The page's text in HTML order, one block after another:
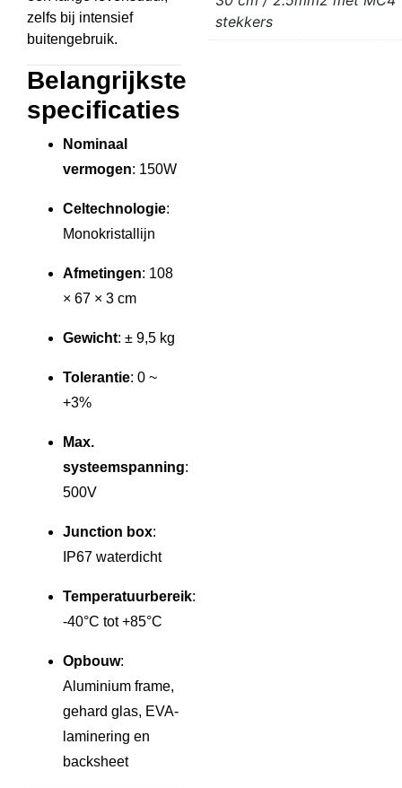
zelfs bij intensief
buitengebruik.
Belangrijkste
specificaties
Nominaal
vermogen: 150W
Celtechnologie:
Monokristallijn
Afmetingen: 108
× 67 × 3 cm
Gewicht: ± 9,5 kg
Tolerantie: 0 ~
+3%
Max.
systeemspanning:
500V
Junction box:
IP67 waterdicht
Temperatuurbereik:
-40°C tot +85°C
Opbouw:
Aluminium frame,
gehard glas, EVA-
laminering en
backsheet
stekkers